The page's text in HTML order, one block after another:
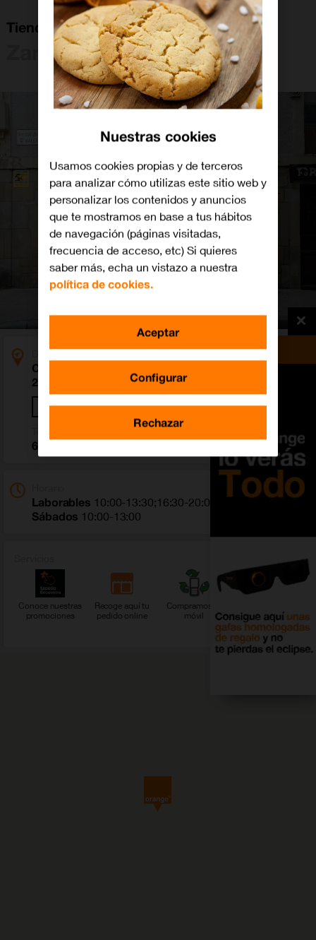
Tienda Orange Zarautz
Zarautz
Dirección
Calle San Francisco 6
20800 Zarautz (Gipuzkoa)
Cómo llegar
695 191 653
Laborables 10:00-13:30;16:30-20:00
Sábados 10:00-13:00
Conoce nuestras
promociones
Recoge aquí tu
pedido online
Compramos tu
móvil
Nuestras cookies
Usamos cookies propias y de terceros
para analizar cómo utilizas este sitio web y
personalizar los contenidos y anuncios
que te mostramos en base a tus hábitos
de navegación (páginas visitadas,
frecuencia de acceso, etc) Si quieres
saber más, echa un vistazo a nuestra
política de cookies.
Configurar
Rechazar
Aceptar